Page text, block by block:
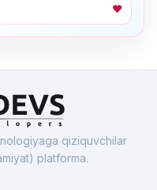
❤
qiziquvchilar
platforma.